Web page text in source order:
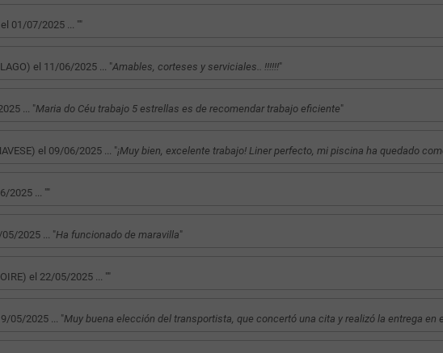
01/07/2025 ... ""
el 11/06/2025 ... "Amables, corteses y serviciales.. !!!!!!"
... "Maria do Céu trabajo 5 estrellas es de recomendar trabajo eficiente"
el 09/06/2025 ... "¡Muy bien, excelente trabajo! Liner perfecto, mi piscina ha quedado
2025 ... ""
2025 ... "Ha funcionado de maravilla"
el 22/05/2025 ... ""
05/2025 ... "Muy buena elección del transportista, que concertó una cita y realizó la entrega en